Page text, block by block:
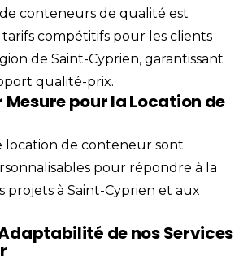
conteneurs de qualité est
tarifs compétitifs pour les clients
de Saint-Cyprien, garantissant
qualité-prix.
Mesure pour la Location de
location de conteneur sont
pour répondre à la
projets à Saint-Cyprien et aux
de nos Services